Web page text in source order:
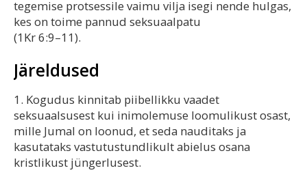
tegemise protsessile vaimu vilja isegi nende hulgas,
kes on toime pannud seksuaalpatu
(1Kr 6:9–11).
Järeldused
1. Kogudus kinnitab piibellikku vaadet
seksuaalsusest kui inimolemuse loomulikust osast,
mille Jumal on loonud, et seda nauditaks ja
kasutataks vastutustundlikult abielus osana
kristlikust jüngerlusest.